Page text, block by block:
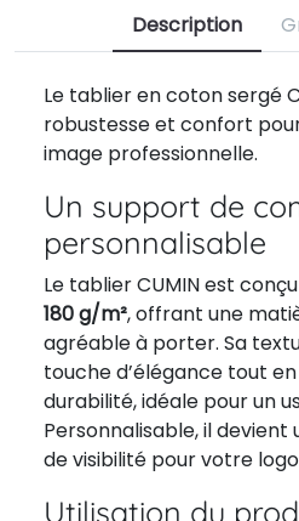
Description
Le tablier en coton sergé
robustesse et confort
image professionnelle.
Un support de
personnalisable
Le tablier CUMIN est
180 g/m², offrant une
agréable à porter. Sa
touche d’élégance tout
durabilité, idéale pour un
Personnalisable, il
de visibilité pour votre
Utilisation du